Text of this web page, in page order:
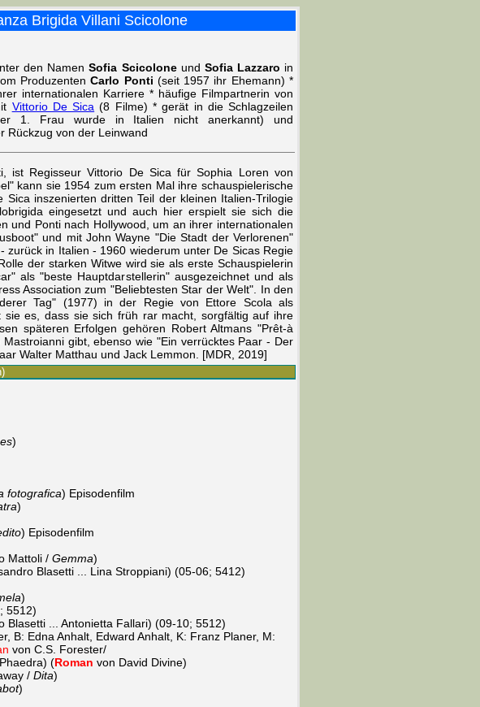
Brigida Villani Scicolone
den NamenSofia Scicoloneund Sofia Lazzaro in
ProduzentenCarlo Ponti (seit 1957 ihr Ehemann) *
internationalen Karriere * häufige Filmpartnerin von
Vittorio De Sica (8 Filme) * gerät in die Schlagzeilen
1. Frau wurde in Italien nicht anerkannt) und
Rückzug von der Leinwand
ist Regisseur Vittorio De Sica für Sophia Loren von
kann sie 1954 zum ersten Mal ihre schauspielerische
inszenierten dritten Teil der kleinen Italien-Trilogie
eingesetzt und auch hier erspielt sie sich die
und Ponti nach Hollywood, um an ihrer internationalen
und mit John Wayne "Die Stadt der Verlorenen"
in Italien - 1960 wiederum unter De Sicas Regie
der starken Witwe wird sie als erste Schauspielerin
als "beste Hauptdarstellerin" ausgezeichnet und als
Association zum "Beliebtesten Star der Welt". In den
Tag" (1977) in der Regie von Ettore Scola als
es, dass sie sich früh rar macht, sorgfältig auf ihre
späteren Erfolgen gehören Robert Altmans "Prêt-à
gibt, ebenso wie "Ein verrücktes Paar - Der
Walter Matthau und Jack Lemmon. [MDR, 2019]
)
fotografica) Episodenfilm
)
) Episodenfilm
Mattoli / Gemma)
Blasetti ... Lina Stroppiani) (05-06; 5412)
)
5512)
Blasetti ... Antonietta Fallari) (09-10; 5512)
B: Edna Anhalt, Edward Anhalt, K: Franz Planer, M:
von C.S. Forester/
(Roman von David Divine)
/ Dita)
)